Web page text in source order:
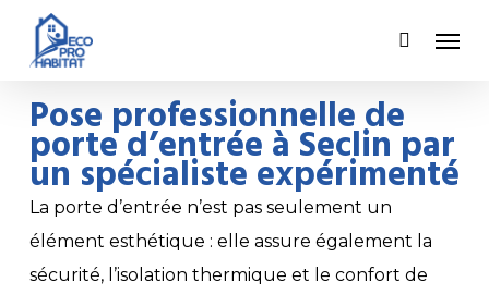
contentPose professionnelle de
porte d’entrée à Seclin par
un spécialiste expérimenté
La porte d’entrée n’est pas seulement un
élément esthétique : elle assure également la
sécurité, l’isolation thermique et le confort de